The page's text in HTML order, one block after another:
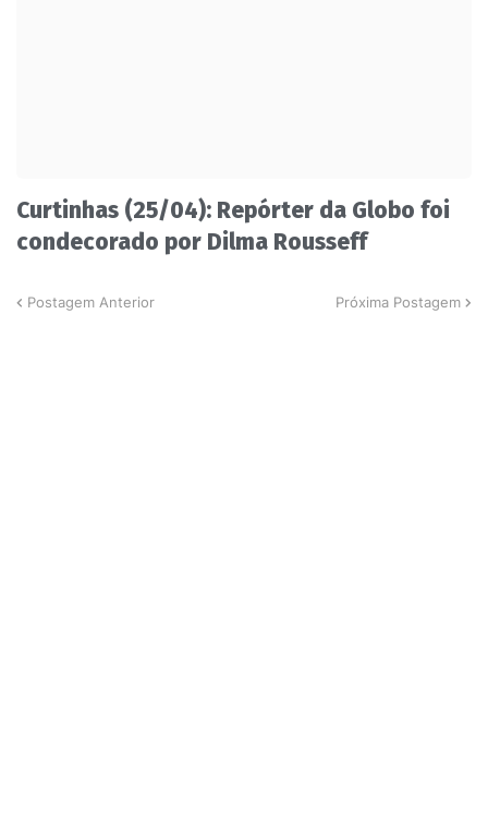
Curtinhas (25/04): Repórter da Globo foi
condecorado por Dilma Rousseff
Postagem Anterior Próxima Postagem